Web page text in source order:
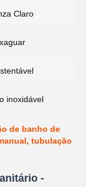
Claro
inoxidável
de banho de
tubulação
-